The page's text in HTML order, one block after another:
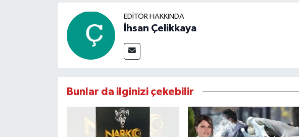
EDITÖR HAKKINDA
İhsan Çelikkaya
Bunlar da ilginizi çekebilir